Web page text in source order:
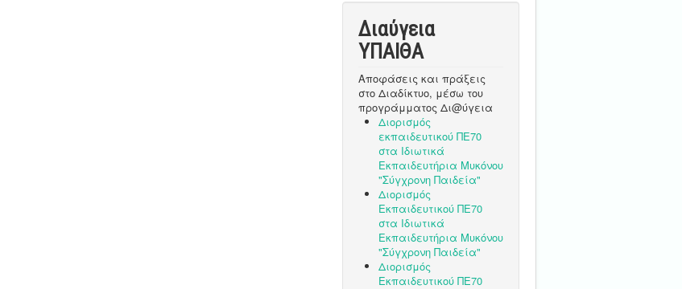
Διαύγεια
ΥΠΑΙΘA
Αποφάσεις και πράξεις
στο Διαδίκτυο, μέσω του
προγράμματος Δι@ύγεια
Διορισμός
εκπαιδευτικού ΠΕ70
στα Ιδιωτικά
Εκπαιδευτήρια Μυκόνου
"Σύγχρονη Παιδεία"
Διορισμός
Εκπαιδευτικού ΠΕ70
στα Ιδιωτικά
Εκπαιδευτήρια Μυκόνου
"Σύγχρονη Παιδεία"
Διορισμός
Εκπαιδευτικού ΠΕ70